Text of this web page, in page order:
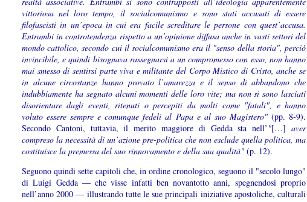
vittoriosa nel loro tempo, il socialcomunismo e sono stati accusati di essere
filofascisti in un’epoca in cui era facile screditare le persone con quest’accusa.
Entrambi in controtendenza rispetto a un’opinione diffusa anche in vasti settori del
mondo cattolico, secondo cui il socialcomunismo era il "senso della storia", perciò
invincibile, e quindi bisognava rassegnarsi a un compromesso con esso, non hanno
mai smesso di sentirsi parte viva e militante del Corpo Mistico di Cristo, anche se
in alcune circostanze hanno provato l’amarezza e il senso di abbandono che
indubbiamente ha segnato alcuni momenti delle loro vite; ma non si sono lasciati
disorientare dagli eventi, ritenuti o percepiti da molti come "fatali", e hanno
voluto essere sempre e comunque fedeli al Papa e al suo Magistero"(pp. 8-9).
Secondo Cantoni, tuttavia, il merito maggiore di Gedda sta nell’ "[…]aver
compreso la necessità di un’azione pre-politica che non esclude quella politica, ma
costituisce la premessa del suo rinnovamento e della sua qualità" (p. 12).
Seguono quindi sette capitoli che, in ordine cronologico, seguono il "secolo lungo"
di Luigi Gedda — che visse infatti ben novantotto anni, spegnendosi proprio
nell’anno 2000 — illustrando tutte le sue principali iniziative apostoliche, culturali